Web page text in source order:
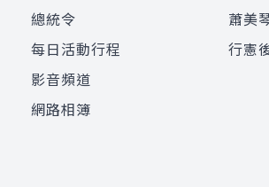
總統令
每日活動行程
影音頻道
網路相簿
蕭美
行憲